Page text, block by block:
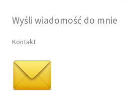
Wyśli wiadomość do mnie
Kontakt